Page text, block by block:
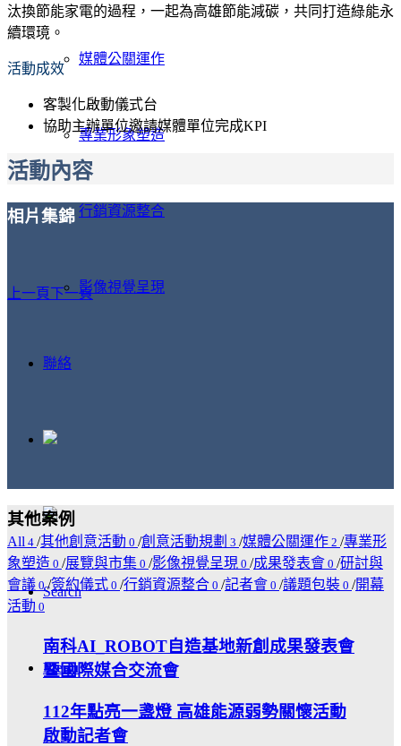
媒體公關運作
專業形象塑造
行銷資源整合
影像視覺呈現
聯絡
Search
Menu
汰換節能家電的過程，一起為高雄節能減碳，共同打造綠能永
續環璄。
活動成效
客製化啟動儀式台
協助主辦單位邀請媒體單位完成KPI
活動內容
相片集錦
上一頁下一頁
其他案例
All 4 /其他創意活動 0 /創意活動規劃 3 /媒體公關運作 2 /專業形
象塑造 0 /展覽與市集 0 /影像視覺呈現 0 /成果發表會 0 /研討與
會議 0/簽約儀式 0 /行銷資源整合 0 /記者會 0 /議題包裝 0 /開幕
活動 0
南科AI_ROBOT自造基地新創成果發表會
暨國際媒合交流會
112年點亮一盞燈 高雄能源弱勢關懷活動
啟動記者會